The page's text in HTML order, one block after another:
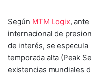
Según MTM Logix,
internacional de
de interés, se
temporada alta (Peak
existencias mundiales